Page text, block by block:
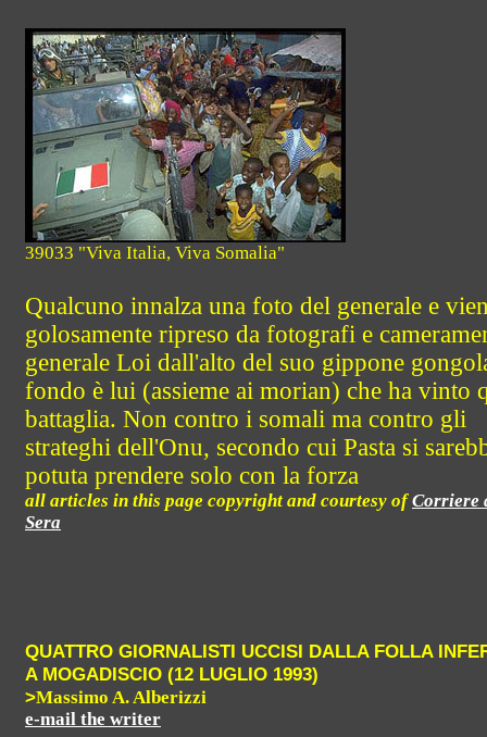
39033 "Viva Italia, Viva Somalia"
Qualcuno innalza una foto del generale e
golosamente ripreso da fotografi e
generale Loi dall'alto del suo gippone
fondo è lui (assieme ai morian) che ha vinto
battaglia. Non contro i somali ma contro gli
strateghi dell'Onu, secondo cui Pasta si
potuta prendere solo con la forza
all articles in this page copyright and courtesy ofCorriere
Sera
QUATTRO GIORNALISTI UCCISI DALLA FOLLA
A MOGADISCIO (12 LUGLIO 1993)
>Massimo A. Alberizzi
e-mail the writer